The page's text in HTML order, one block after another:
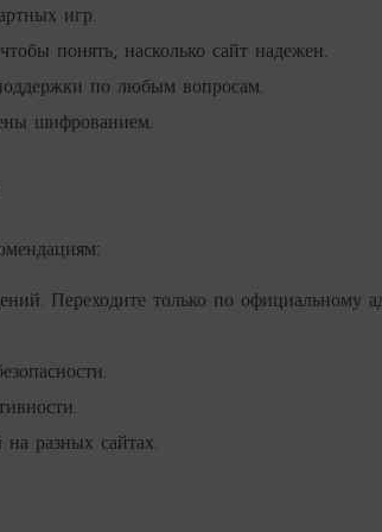
игр.
понять, насколько сайт надежен.
по любым вопросам.
шифрованием.
Переходите только по официальному
разных сайтах.